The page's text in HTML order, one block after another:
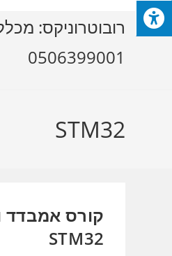
Skip
to
רובוטרוניקס:
0506399001
STM32
STM32